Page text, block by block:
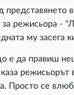
представянето
режисьора -
му засега
е да правиш
Просто се